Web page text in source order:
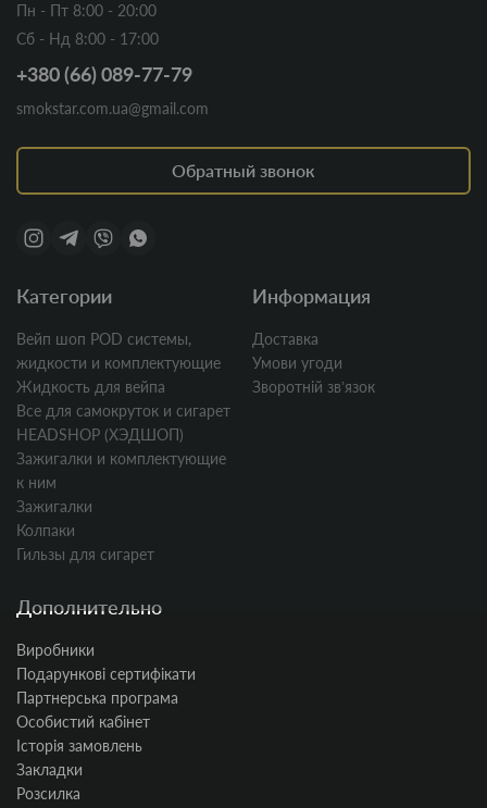
Пн - Пт 8:00 - 20:00
Сб - Нд 8:00 - 17:00
+380 (66) 089-77-79
smokstar.com.ua@gmail.com
Обратный звонок
Категории
Вейп шоп POD системы,
жидкости и комплектующие
Жидкость для вейпа
Все для самокруток и сигарет
HEADSHOP (ХЭДШОП)
Зажигалки и комплектующие
к ним
Зажигалки
Колпаки
Гильзы для сигарет
Информация
Доставка
Умови угоди
Зворотній звʼязок
Дополнительно
Виробники
Подарункові сертифікати
Партнерська програма
Особистий кабінет
Історія замовлень
Закладки
Розсилка